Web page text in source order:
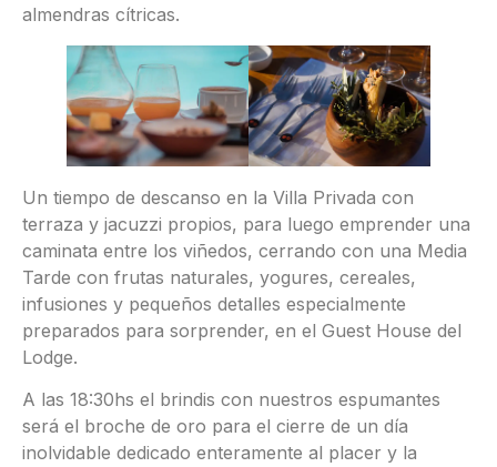
almendras cítricas.
Un tiempo de descanso en la Villa Privada con
terraza y jacuzzi propios, para luego emprender una
caminata entre los viñedos, cerrando con una Media
Tarde con frutas naturales, yogures, cereales,
infusiones y pequeños detalles especialmente
preparados para sorprender, en el Guest House del
Lodge.
A las 18:30hs el brindis con nuestros espumantes
será el broche de oro para el cierre de un día
inolvidable dedicado enteramente al placer y la